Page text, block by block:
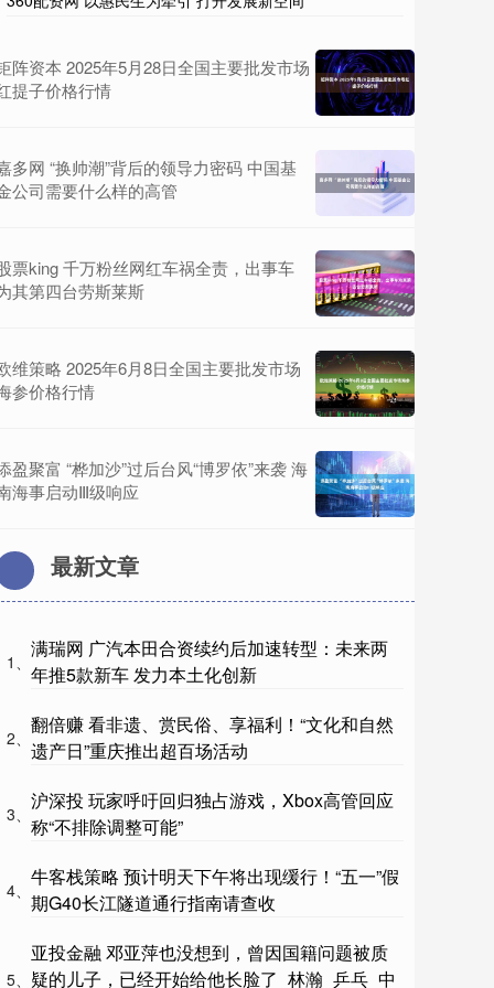
阵资本 2025年5月28日全国主要批发市场
提子价格行情
多网 “换帅潮”背后的领导力密码 中国基
公司需要什么样的高管
票king 千万粉丝网红车祸全责，出事车
其第四台劳斯莱斯
维策略 2025年6月8日全国主要批发市场
参价格行情
盈聚富 “桦加沙”过后台风“博罗依”来袭 海
海事启动Ⅲ级响应
最新文章
1、
满瑞网 广汽本田合资续约后加速转型：未来两
年推5款新车 发力本土化创新
2、
翻倍赚 看非遗、赏民俗、享福利！“文化和自然
遗产日”重庆推出超百场活动
3、
沪深投 玩家呼吁回归独占游戏，Xbox高管回应
称“不排除调整可能”
4、
牛客栈策略 预计明天下午将出现缓行！“五一”假
期G40长江隧道通行指南请查收
5、
亚投金融 邓亚萍也没想到，曾因国籍问题被质
疑的儿子，已经开始给他长脸了_林瀚_乒乓_中